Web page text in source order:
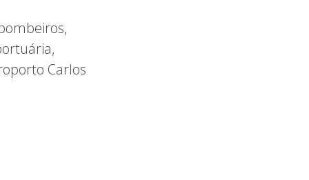
Carlos